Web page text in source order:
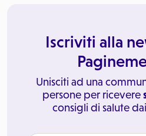
Iscriviti alla
Unisciti ad una
persone per ricevere
consigli di salute